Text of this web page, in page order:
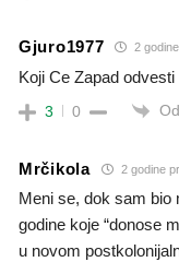
Gjuro1977 2
Koji Ce Zapad
3 0
Mrčikola 2 godine
Meni se, dok sam bio
godine koje “donose
u novom